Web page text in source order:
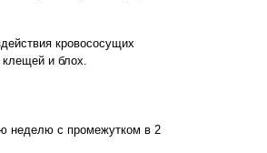
кровососущих
и блох.
неделю с промежутком в 2